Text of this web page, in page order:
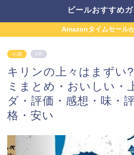
ビールおすすめ
Amazonタイムセール
お酒 PR
キリンの上々はまずい
ミまとめ・おいしい・
ダ・評価・感想・味・
格・安い